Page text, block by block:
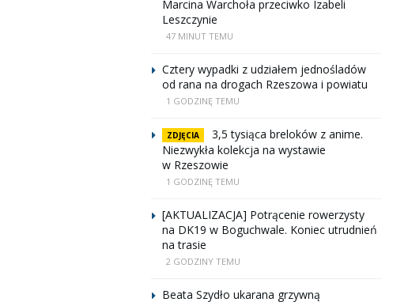
Marcina Warchoła przeciwko Izabeli
Leszczynie
47 MINUT TEMU
Cztery wypadki z udziałem jednośladów
od rana na drogach Rzeszowa i powiatu
1 GODZINĘ TEMU
ZDJĘCIA
3,5 tysiąca breloków z anime.
Niezwykła kolekcja na wystawie
w Rzeszowie
1 GODZINĘ TEMU
[AKTUALIZACJA] Potrącenie rowerzysty
na DK19 w Boguchwale. Koniec utrudnień
na trasie
2 GODZINY TEMU
Beata Szydło ukarana grzywną